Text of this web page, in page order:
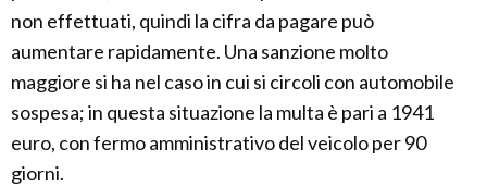
non effettuati, quindi la cifra da pagare può
aumentare rapidamente. Una sanzione molto
maggiore si ha nel caso in cui si circoli con automobile
sospesa; in questa situazione la multa è pari a 1941
euro, con fermo amministrativo del veicolo per 90
giorni.